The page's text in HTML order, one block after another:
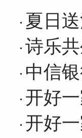
夏日
诗乐
中信
开好
开好